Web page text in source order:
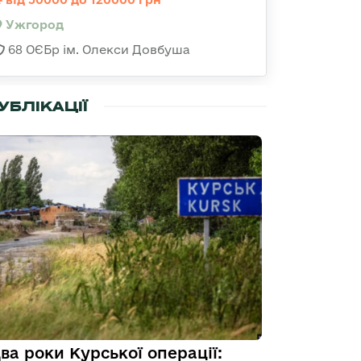
Ужгород
68 ОЄБр ім. Олекси Довбуша
роки Курської операції: